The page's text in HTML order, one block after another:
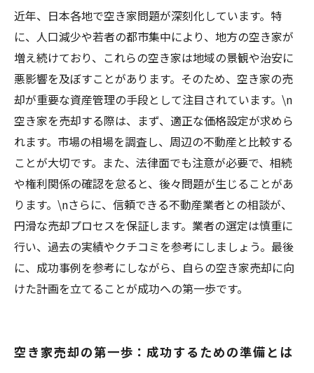
空き家売却を通じて地域活性化を目指す：新た
な一歩を踏み出そう
近年、日本各地で空き家問題が深刻化しています。特
に、人口減少や若者の都市集中により、地方の空き家が
増え続けており、これらの空き家は地域の景観や治安に
悪影響を及ぼすことがあります。そのため、空き家の売
却が重要な資産管理の手段として注目されています。\n
空き家を売却する際は、まず、適正な価格設定が求めら
れます。市場の相場を調査し、周辺の不動産と比較する
ことが大切です。また、法律面でも注意が必要で、相続
や権利関係の確認を怠ると、後々問題が生じることがあ
ります。\nさらに、信頼できる不動産業者との相談が、
円滑な売却プロセスを保証します。業者の選定は慎重に
行い、過去の実績やクチコミを参考にしましょう。最後
に、成功事例を参考にしながら、自らの空き家売却に向
けた計画を立てることが成功への第一歩です。
空き家売却の第一歩：成功するための準備とは